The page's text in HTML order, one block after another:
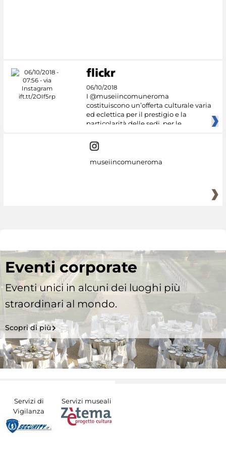
06/10/2018
I @museiincomuneroma
costituiscono un’offerta culturale varia
ed eclettica per il prestigio e la
particolarità delle sedi, per le
museiincomuneroma
Eventi corporate
Eventi unici in alcuni dei luoghi più
straordinari al mondo.
Scopri di più
Servizi di
Vigilanza
Servizi museali